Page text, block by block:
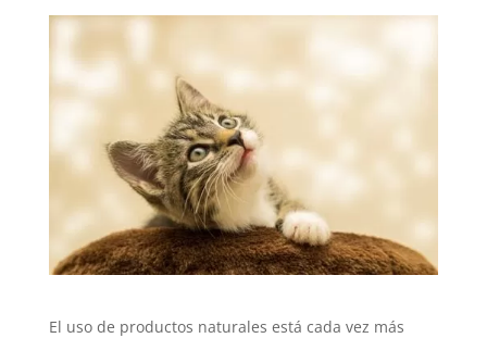
El uso de productos naturales está cada vez más